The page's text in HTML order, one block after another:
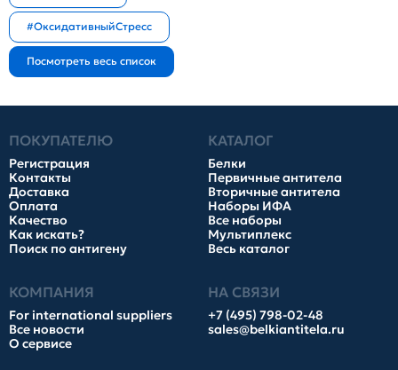
#ОксидативныйСтресс
ПОКУПАТЕЛЮ
Регистрация
Контакты
Доставка
Оплата
Качество
Как искать?
Поиск по антигену
КАТАЛОГ
Белки
Первичные антитела
Вторичные антитела
Наборы ИФА
Все наборы
Мультиплекс
Весь каталог
КОМПАНИЯ
For international suppliers
Все новости
О сервисе
НА СВЯЗИ
+7 (495) 798-02-48
sales@belkiantitela.ru